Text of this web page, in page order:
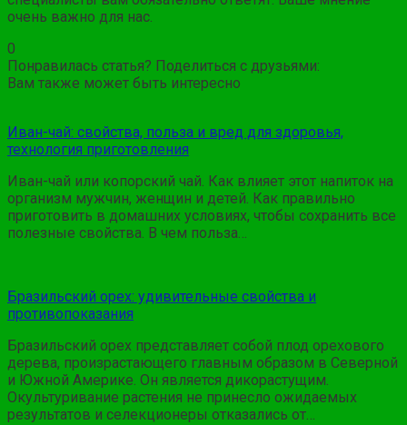
очень важно для нас.
0
Понравилась статья? Поделиться с друзьями:
Вам также может быть интересно
Иван-чай: свойства, польза и вред для здоровья,
технология приготовления
Иван-чай или копорский чай. Как влияет этот напиток на
организм мужчин, женщин и детей. Как правильно
приготовить в домашних условиях, чтобы сохранить все
полезные свойства. В чем польза…
Бразильский орех: удивительные свойства и
противопоказания
Бразильский орех представляет собой плод орехового
дерева, произрастающего главным образом в Северной
и Южной Америке. Он является дикорастущим.
Окультуривание растения не принесло ожидаемых
результатов и селекционеры отказались от…